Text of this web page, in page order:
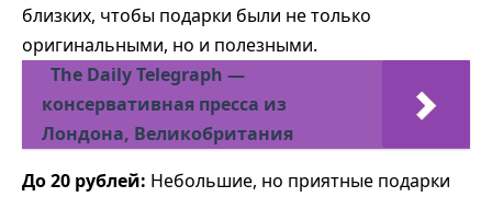
близких, чтобы подарки были не только
оригинальными, но и полезными.
The Daily Telegraph —
консервативная пресса из
Лондона, Великобритания
До 20 рублей: Небольшие, но приятные подарки